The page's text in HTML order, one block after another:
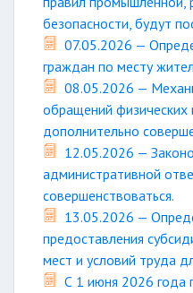
безопасности, будут
07.05.2026 —
граждан по месту
08.05.2026 —
обращений физических
дополнительно
12.05.2026 —
административной
совершенствоваться.
13.05.2026 —
предоставления
мест и условий труда
С 1 июня 2026 года